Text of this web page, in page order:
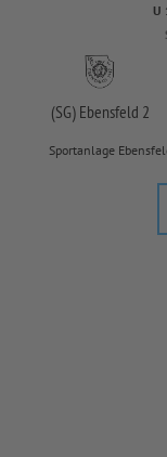
U
(SG) Ebensfeld 2
Sportanlage